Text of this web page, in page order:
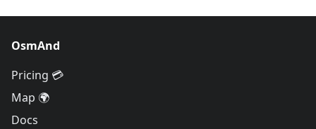
OsmAnd
Pricing 💳
Map 🌍
Docs